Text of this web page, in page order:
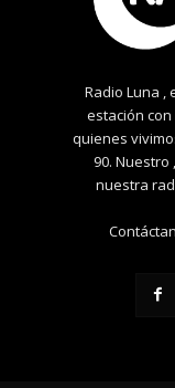
Radio Luna ,
estación
quienes
90.
nuestra